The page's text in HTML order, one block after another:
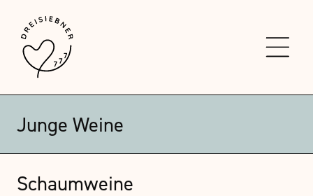
Junge Weine
Schaumweine